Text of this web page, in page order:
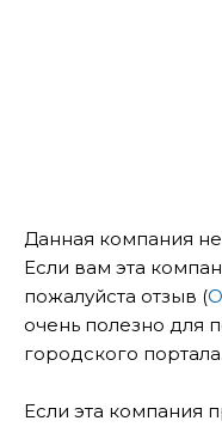
Данная компания
Если вам эта
пожалуйста отзыв (
очень полезно для
городского портала.
Если эта компания